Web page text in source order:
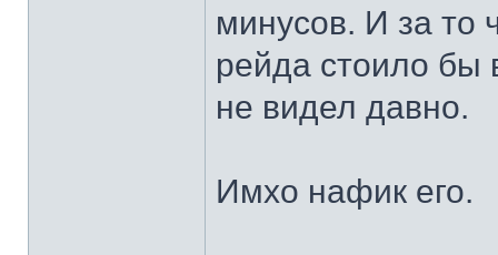
минусов. И за то
рейда стоило бы
не видел давно.
Имхо нафик его.